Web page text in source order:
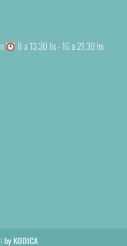
8 a 13.30 hs - 16 a 21.30 hs
by KODICA